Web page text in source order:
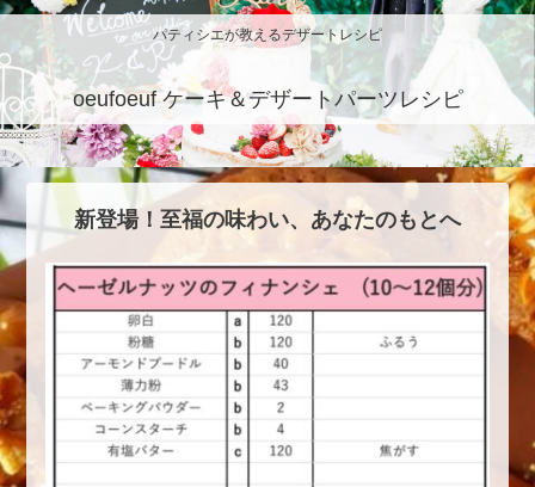
パティシエが教えるデザートレシピ
oeufoeuf ケーキ＆デザートパーツレシピ
新登場！至福の味わい、あなたのもとへ